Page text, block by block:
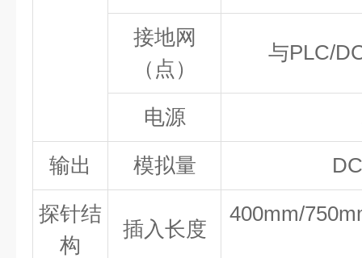
接地网
（点）
与PLC/
电源
输出
模拟量
探针结
构
插入长度
400mm/